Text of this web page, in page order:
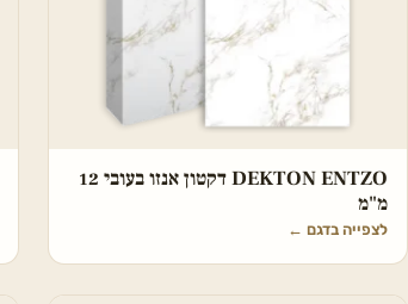
DEKTON ENTZO דקטון אנזו בעובי 12
מ"מ
לצפייה בדגם ←